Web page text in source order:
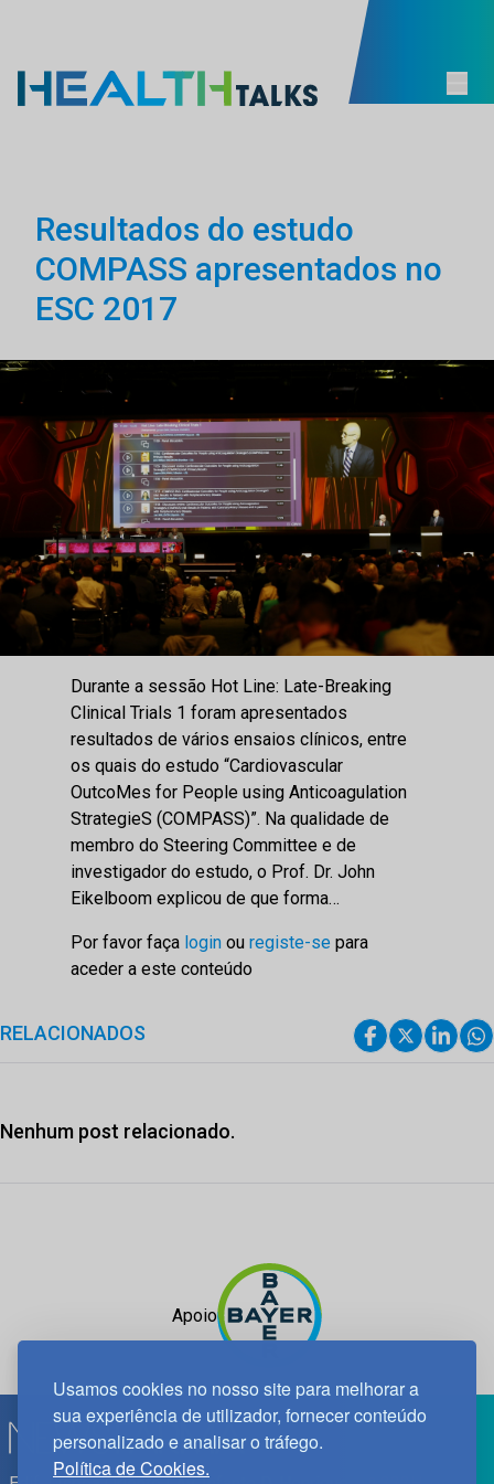
Usamos cookies no nosso site para melhorar a
sua experiência de utilizador, fornecer conteúdo
personalizado e analisar o tráfego.
Política de Cookies.
Resultados do estudo
COMPASS apresentados no
ESC 2017
Durante a sessão Hot Line: Late-Breaking
Clinical Trials 1 foram apresentados
resultados de vários ensaios clínicos, entre
os quais do estudo “Cardiovascular
OutcoMes for People using Anticoagulation
StrategieS (COMPASS)”. Na qualidade de
membro do Steering Committee e de
investigador do estudo, o Prof. Dr. John
Eikelboom explicou de que forma…
Por favor faça login ou registe-se para
aceder a este conteúdo
RELACIONADOS
Nenhum post relacionado.
Apoio